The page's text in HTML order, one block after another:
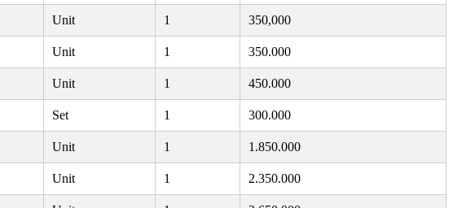
Unit 1 350,000
Unit 1 350.000
Unit 1 450.000
Set 1 300.000
Unit 1 1.850.000
Unit 1 2.350.000